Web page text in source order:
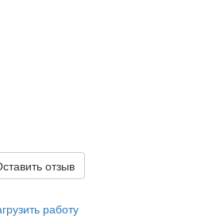
отзыв
работу